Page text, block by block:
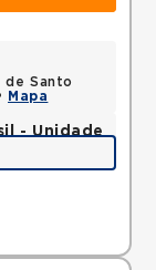
de Santo
Mapa
- Unidade
SP,